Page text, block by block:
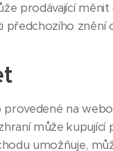
prodávající
předchozího znění
provedené na
může
umožňuje,